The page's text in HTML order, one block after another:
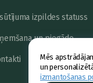
Mēs
un
izmantošanas
izpildes statuss
un piegāde